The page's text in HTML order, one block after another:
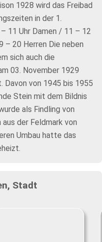
1928 wird das Freibad
in der 1.
11 Uhr Damen / 11 – 12
– 20 Herren Die neben
sich auch die
03. November 1929
Davon von 1945 bis 1955
Stein mit dem Bildnis
als Findling von
der Feldmark von
Umbau hatte das
Stadt